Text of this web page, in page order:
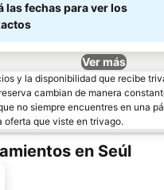
las fechas para ver los
Ver más
y la disponibilidad que recibe
cambian de manera
no siempre encuentres en una
oferta que viste en trivago.
en Seúl